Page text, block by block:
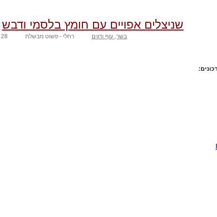
שניצלים אפויים עם חומץ בלסמי ודבש
28 בפברואר 2005 רחלי - פשוט מבשלת בשר, עוף ודגים